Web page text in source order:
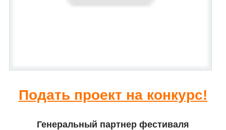
Подать проект на конкурс!
Генеральный партнер фестиваля